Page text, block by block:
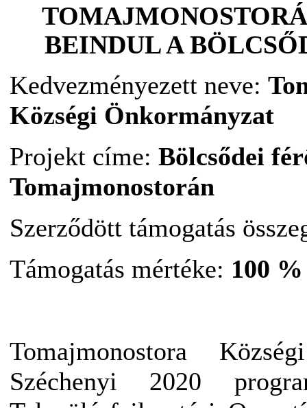
BEINDUL A
Kedvezményezett neve:
Községi Önkormányzat
Projekt címe: Bölcsődei
Tomajmonostorán
Szerződött támogatás
Támogatás mértéke: 100 %
Tomajmonostora
Széchenyi 2020